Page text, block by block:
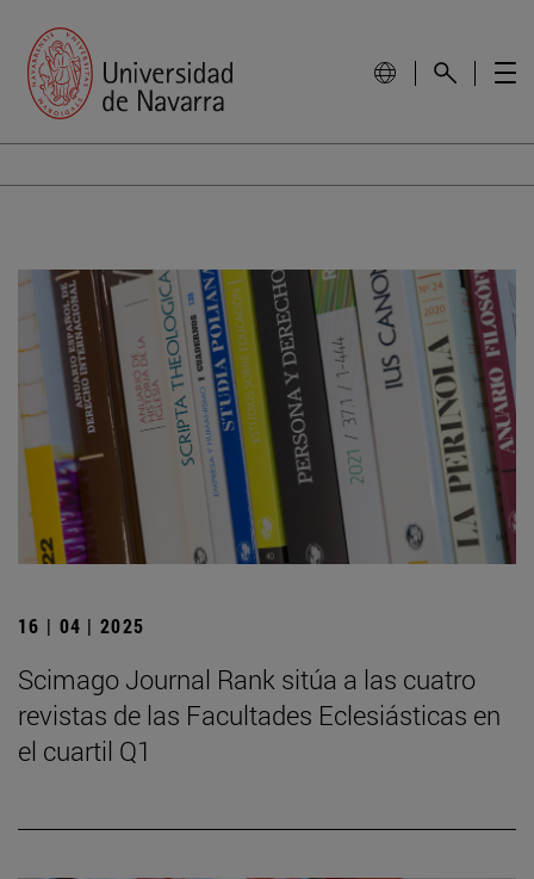
16 | 04 | 2025
Scimago Journal Rank sitúa a las cuatro
revistas de las Facultades Eclesiásticas en
el cuartil Q1